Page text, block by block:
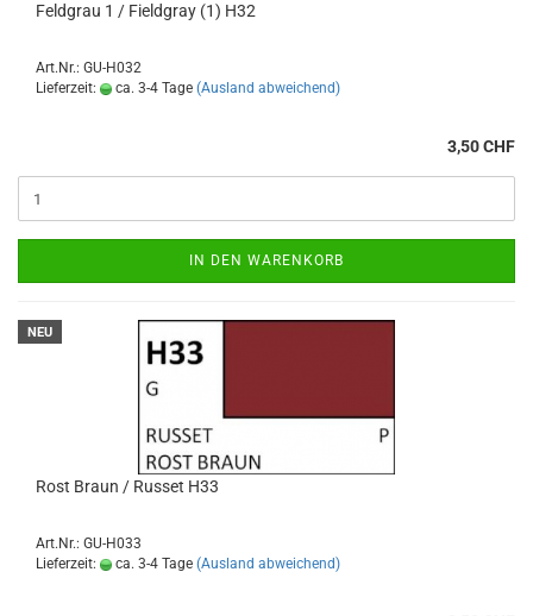
Feldgrau 1 / Fieldgray (1) H32
Art.Nr.: GU-H032
Lieferzeit:
ca. 3-4 Tage (Ausland abweichend)
3,50 CHF
IN DEN WARENKORB
NEU
Rost Braun / Russet H33
Art.Nr.: GU-H033
Lieferzeit:
ca. 3-4 Tage (Ausland abweichend)